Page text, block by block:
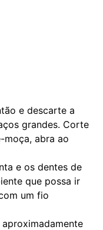
e descarte a
grandes. Corte
abra ao
e os dentes de
que possa ir
um fio